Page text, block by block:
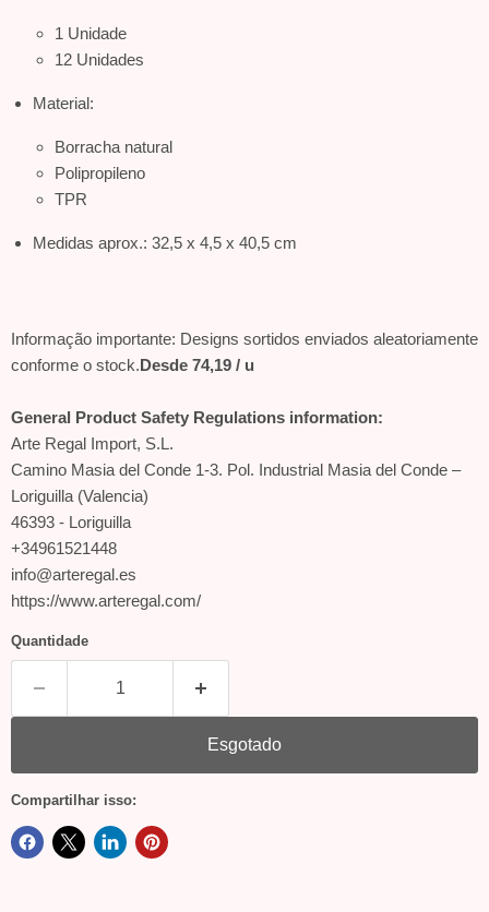
1 Unidade
12 Unidades
Material:
Borracha natural
Polipropileno
TPR
Medidas aprox.: 32,5 x 4,5 x 40,5 cm
Informação importante: Designs sortidos enviados aleatoriamente
conforme o stock.Desde 74,19 / u
General Product Safety Regulations information:
Arte Regal Import, S.L.
Camino Masia del Conde 1-3. Pol. Industrial Masia del Conde –
Loriguilla (Valencia)
46393 - Loriguilla
+34961521448
info@arteregal.es
https://www.arteregal.com/
Quantidade
Esgotado
Compartilhar isso: